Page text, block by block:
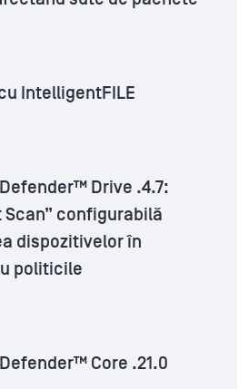
IntelligentFILE
Drive .4.7:
Scan” configurabilă
dispozitivelor în
politicile
Core .21.0